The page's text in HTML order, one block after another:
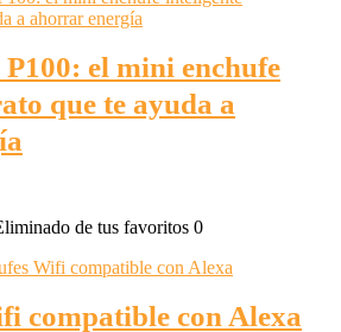
el mini enchufe
que te ayuda a
de tus favoritos 0
compatible con Alexa